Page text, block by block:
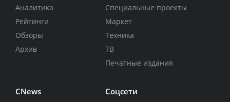
Аналитика
Рейтинги
Обзоры
Архив
Специальные проекты
Маркет
Техника
ТВ
Печатные издания
CNews Соцсети